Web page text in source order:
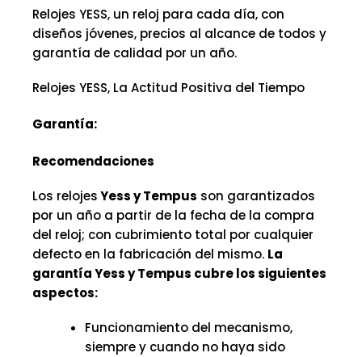
Relojes YESS, un reloj para cada día, con
diseños jóvenes, precios al alcance de todos y
garantía de calidad por un año.
Relojes YESS, La Actitud Positiva del Tiempo
Garantía:
Recomendaciones
Los relojesYess y Tempus son garantizados
por un año a partir de la fecha de la compra
del reloj; con cubrimiento total por cualquier
defecto en la fabricación del mismo. La
garantía Yess y Tempus cubre los siguientes
aspectos:
Funcionamiento del mecanismo,
siempre y cuando no haya sido